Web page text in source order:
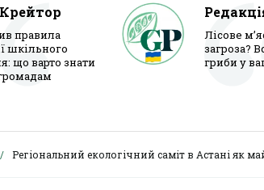
правила
шкільного
що варто знати
Лісове
загроза?
гриби у
Регіональний екологічний саміт в Астані як